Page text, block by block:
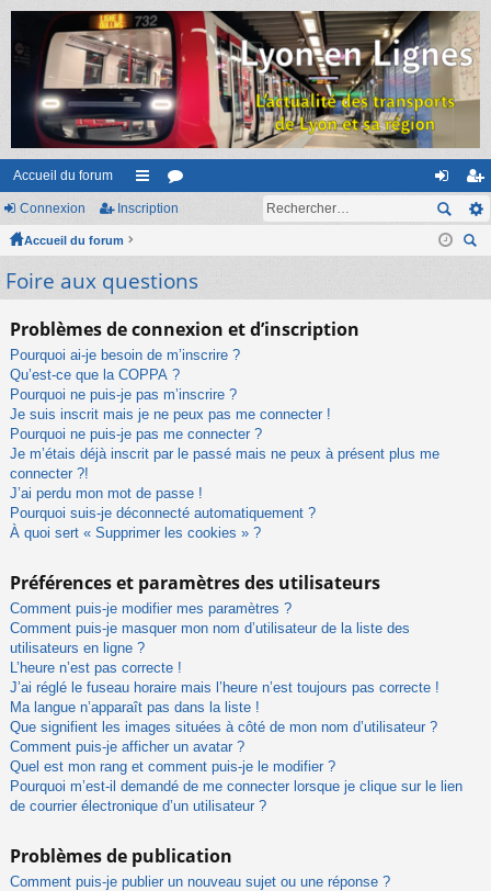
Accueil du forum
ac
ur
s
or
m
on
ne
ns
cri
Connexion Inscription
Accueil du forum
Foire aux questions
Problèmes de connexion et d’inscription
Pourquoi ai-je besoin de m’inscrire ?
Qu’est-ce que la COPPA ?
Pourquoi ne puis-je pas m’inscrire ?
Je suis inscrit mais je ne peux pas me connecter !
Pourquoi ne puis-je pas me connecter ?
Je m’étais déjà inscrit par le passé mais ne peux à présent plus me
connecter ?!
J’ai perdu mon mot de passe !
Pourquoi suis-je déconnecté automatiquement ?
À quoi sert « Supprimer les cookies » ?
Préférences et paramètres des utilisateurs
Comment puis-je modifier mes paramètres ?
Comment puis-je masquer mon nom d’utilisateur de la liste des
utilisateurs en ligne ?
L’heure n’est pas correcte !
J’ai réglé le fuseau horaire mais l’heure n’est toujours pas correcte !
Ma langue n’apparaît pas dans la liste !
Que signifient les images situées à côté de mon nom d’utilisateur ?
Comment puis-je afficher un avatar ?
Quel est mon rang et comment puis-je le modifier ?
Pourquoi m’est-il demandé de me connecter lorsque je clique sur le lien
de courrier électronique d’un utilisateur ?
Problèmes de publication
Comment puis-je publier un nouveau sujet ou une réponse ?